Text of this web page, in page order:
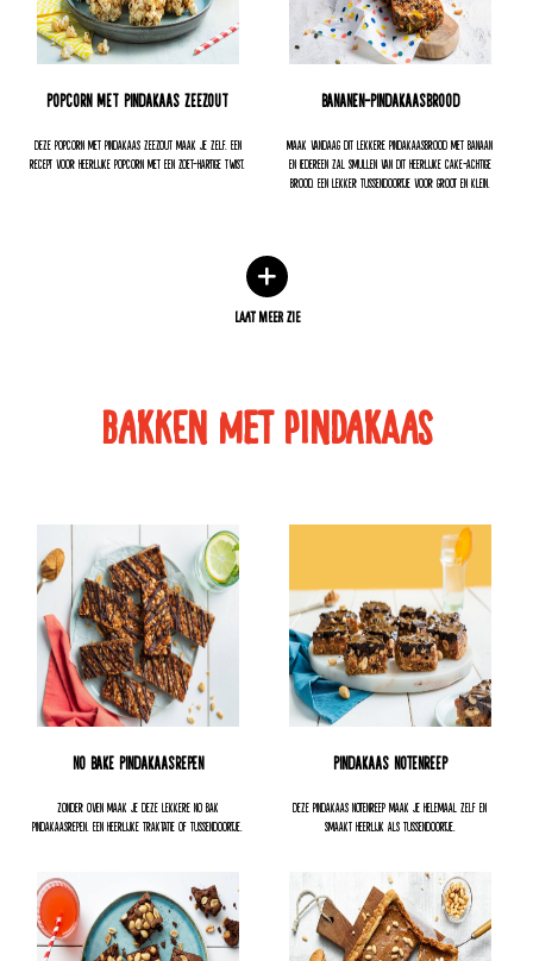
Popcorn met pindakaas zeezout
Deze popcorn met pindakaas zeezout maak je zelf. Een
recept voor heerlijke popcorn met een zoet-hartige twist.
Bananen-pindakaasbrood
Maak vandaag dit lekkere pindakaasbrood met banaan
en iedereen zal smullen van dit heerlijke cake-achtige
brood. Een lekker tussendoortje voor groot en klein.
LAAT MEER ZIE
bakken met pindakaas
No Bake Pindakaasrepen
Zonder oven maak je deze lekkere no bak
pindakaasrepen. Een heerlijke traktatie of tussendoortje.
Pindakaas notenreep
Deze pindakaas notenreep maak je helemaal zelf en
smaakt heerlijk als tussendoortje.